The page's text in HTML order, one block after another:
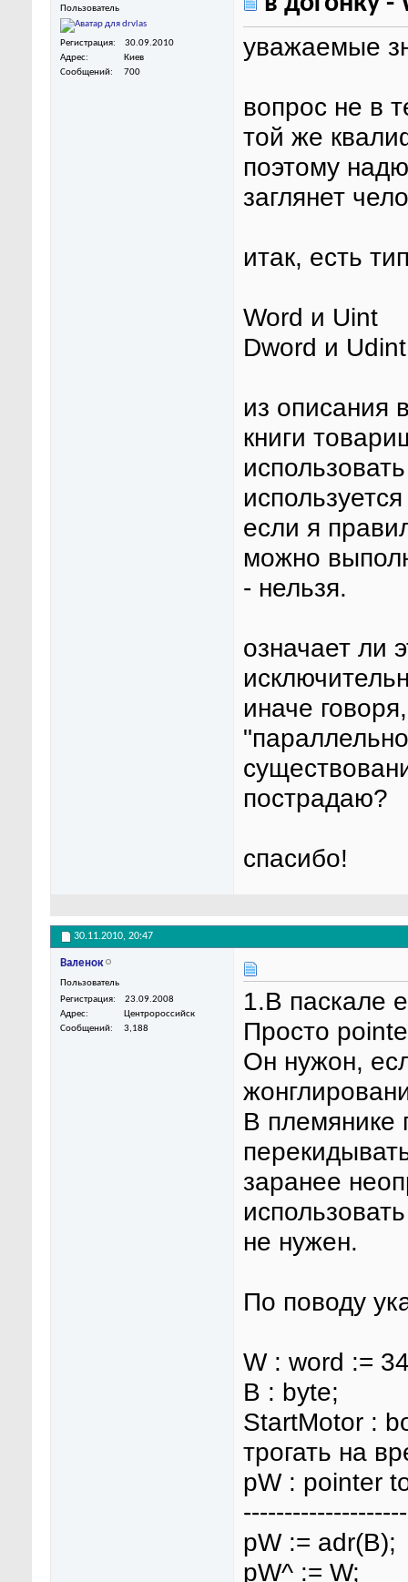
Пользователь
Регистрация
30.09.2010
Адрес
Киев
Сообщений
700
уважаемые
вопрос не в
той же
поэтому
заглянет
итак, есть
Word и Uint
Dword и Udint
из описания
книги
если я
можно
- нельзя.
означает ли
иначе
пострадаю?
спасибо!
30.11.2010, 20:47
Валенок
Пользователь
Регистрация
23.09.2008
Адрес
Центророссийск
Сообщений
3,188
1.В паскале
Просто
Он нужон,
В племянике
заранее
не нужен.
По поводу
W : word :=
B : byte;
StartMotor :
трогать на
pW : pointer
pW := adr(B);
pW^ := W;